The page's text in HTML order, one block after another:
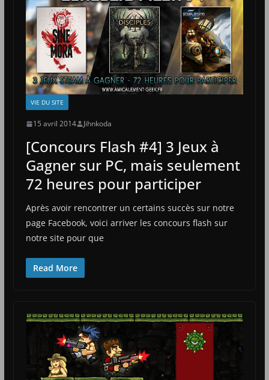
VIE DU SITE
15 avril 2014 Jihnkoda
[Concours Flash #4] 3 Jeux à
Gagner sur PC, mais seulement
72 heures pour participer
Après avoir rencontrer un certains succès sur notre
page Facebook, voici arriver les concours flash sur
notre site pour que
Read More